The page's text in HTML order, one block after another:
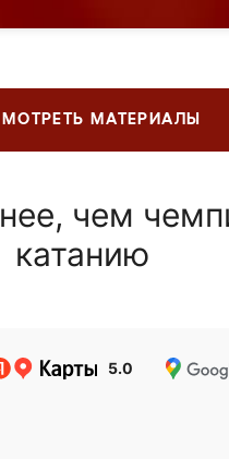
МАТЕРИАЛЫ
чем
катанию
5.0